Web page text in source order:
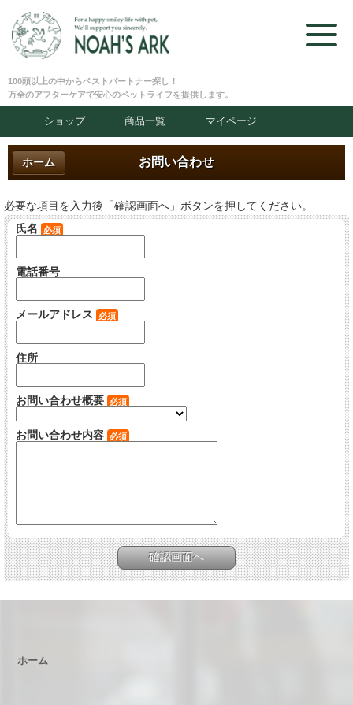
100頭以上の中からベストパートナー探し！
万全のアフターケアで安心のペットライフを提供します。
ショップ 商品一覧 マイページ
お問い合わせ
ホーム
必要な項目を入力後「確認画面へ」ボタンを押してください。
氏名
必須
電話番号
メールアドレス 必須
住所
お問い合わせ概要 必須
お問い合わせ内容 必須
ホーム